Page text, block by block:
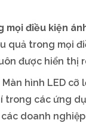
mọi điều kiện
quả trong mọi
được hiển thị
Màn hình LED
trong các ứng
doanh